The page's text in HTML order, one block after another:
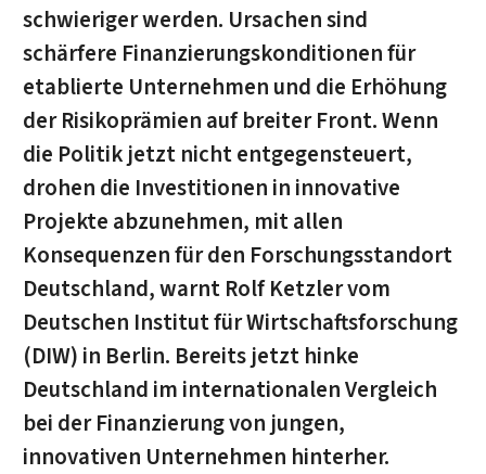
schwieriger werden. Ursachen sind
schärfere Finanzierungskonditionen für
etablierte Unternehmen und die Erhöhung
der Risikoprämien auf breiter Front. Wenn
die Politik jetzt nicht entgegensteuert,
drohen die Investitionen in innovative
Projekte abzunehmen, mit allen
Konsequenzen für den Forschungsstandort
Deutschland, warnt Rolf Ketzler vom
Deutschen Institut für Wirtschaftsforschung
(DIW) in Berlin. Bereits jetzt hinke
Deutschland im internationalen Vergleich
bei der Finanzierung von jungen,
innovativen Unternehmen hinterher.